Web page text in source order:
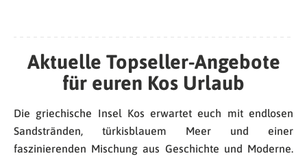
Aktuelle Topseller-Angebote
für euren Kos Urlaub
Die griechische Insel Kos erwartet euch mit endlosen
Sandstränden, türkisblauem Meer und einer
faszinierenden Mischung aus Geschichte und Moderne.